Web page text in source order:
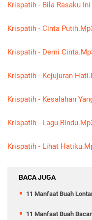
Krispatih - Bila Rasaku
Krispatih - Cinta
Krispatih - Demi
Krispatih - Kejujuran
Krispatih - Kesalahan
Krispatih - Lagu
Krispatih - Lihat
BACA JUGA
11 Manfaat Buah
11 Manfaat Buah